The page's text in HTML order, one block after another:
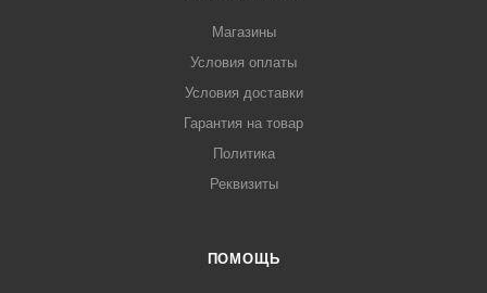
Магазины
Условия оплаты
Условия доставки
Гарантия на товар
Политика
Реквизиты
ПОМОЩЬ